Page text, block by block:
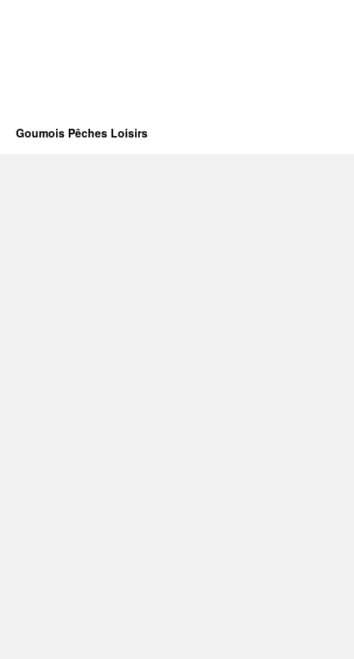
Goumois Pêches Loisirs